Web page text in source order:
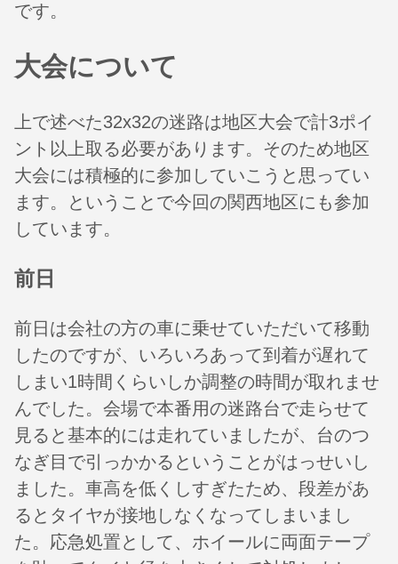
です。
大会について
上で述べた32x32の迷路は地区大会で計3ポイ
ント以上取る必要があります。そのため地区
大会には積極的に参加していこうと思ってい
ます。ということで今回の関西地区にも参加
しています。
前日
前日は会社の方の車に乗せていただいて移動
したのですが、いろいろあって到着が遅れて
しまい1時間くらいしか調整の時間が取れませ
んでした。会場で本番用の迷路台で走らせて
見ると基本的には走れていましたが、台のつ
なぎ目で引っかかるということがはっせいし
ました。車高を低くしすぎたため、段差があ
るとタイヤが接地しなくなってしまいまし
た。応急処置として、ホイールに両面テープ